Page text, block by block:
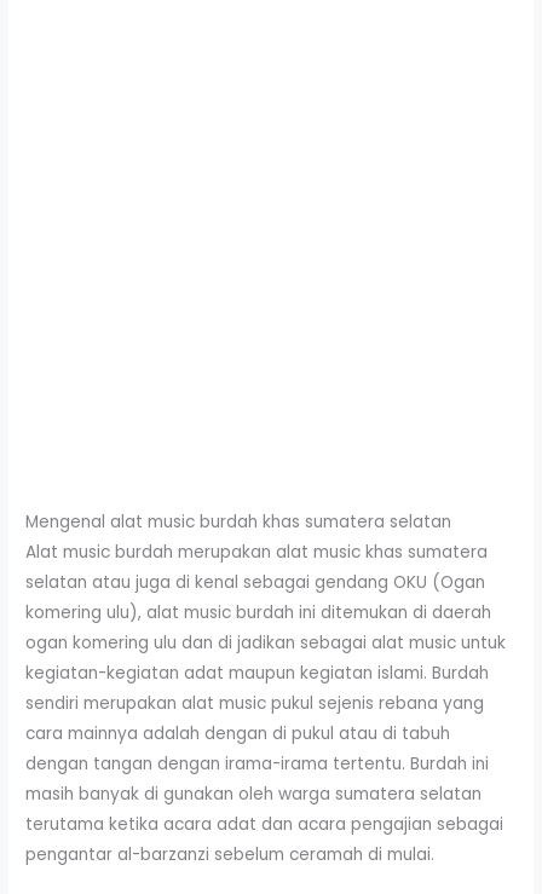
Mengenal alat music burdah khas sumatera selatan
Alat music burdah merupakan alat music khas sumatera
selatan atau juga di kenal sebagai gendang OKU (Ogan
komering ulu), alat music burdah ini ditemukan di daerah
ogan komering ulu dan di jadikan sebagai alat music untuk
kegiatan-kegiatan adat maupun kegiatan islami. Burdah
sendiri merupakan alat music pukul sejenis rebana yang
cara mainnya adalah dengan di pukul atau di tabuh
dengan tangan dengan irama-irama tertentu. Burdah ini
masih banyak di gunakan oleh warga sumatera selatan
terutama ketika acara adat dan acara pengajian sebagai
pengantar al-barzanzi sebelum ceramah di mulai.